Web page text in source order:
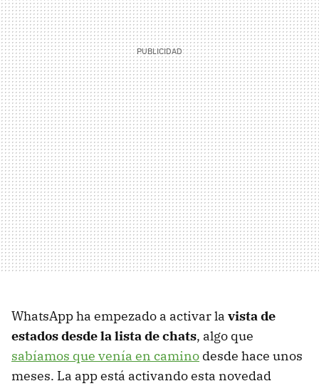
WhatsApp ha empezado a activar la vista de
estados desde la lista de chats, algo que
sabíamos que venía en camino desde hace unos
meses. La app está activando esta novedad